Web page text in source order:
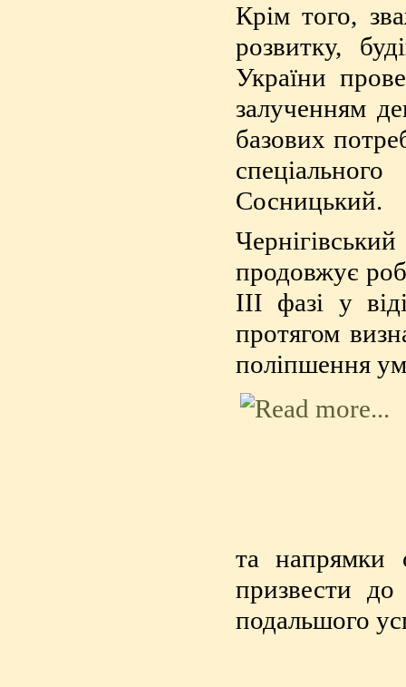
Крім того,
розвитку,
України
залученням
базових
Сосницький.
продовжує
ІІІ фазі у
протягом
поліпшення
та напрямки
призвести
подальшого